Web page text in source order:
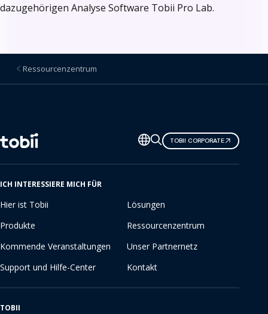
dazugehörigen Analyse Software Tobii Pro Lab.
Ressourcenzentrum
Sprache
ändern
TOBII CORPORATE
ICH INTERESSIERE MICH FÜR
Hier ist Tobii
Lösungen
Produkte
Ressourcenzentrum
Kommende Veranstaltungen
Unser Partnernetz
Support und Hilfe-Center
Kontakt
TOBII